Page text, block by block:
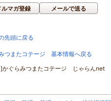
ルマガ登録 メールで送る
先頭に戻る
つまたコテージ 基本情報へ戻る
かぐらみつまたコテージ じゃらんnet